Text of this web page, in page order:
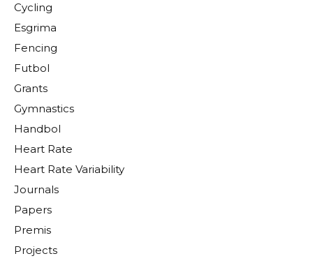
Cycling
Esgrima
Fencing
Futbol
Grants
Gymnastics
Handbol
Heart Rate
Heart Rate Variability
Journals
Papers
Premis
Projects